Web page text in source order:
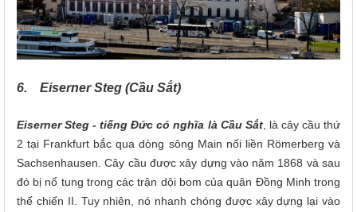
6. Eiserner Steg (Cầu Sắt)
Eiserner Steg - tiếng Đức có nghĩa là Cầu Sắt, là cây cầu thứ
2 tại Frankfurt bắc qua dòng sông Main nối liền Römerberg và
Sachsenhausen. Cây cầu được xây dựng vào năm 1868 và sau
đó bị nổ tung trong các trận dội bom của quân Đồng Minh trong
thế chiến II. Tuy nhiên, nó nhanh chóng được xây dựng lại vào